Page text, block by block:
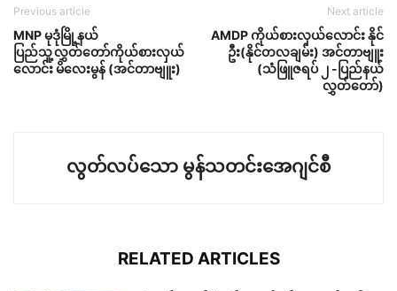
Previous article
MNP မုဒုံမြို့နယ်
ပြည်သူ့လွှတ်တော်ကိုယ်စားလှယ်
လောင်း မိလေးမွန် (အင်တာဗျူး)
Next article
AMDP ကိုယ်စားလှယ်လောင်း နိုင်
ဦး(နိုင်တလချမ်း) အင်တာဗျူး
(သံဖြူဇရပ် ၂ -ပြည်နယ်
လွှတ်တော်)
လွတ်လပ်သော မွန်သတင်းအေဂျင်စီ
RELATED ARTICLES